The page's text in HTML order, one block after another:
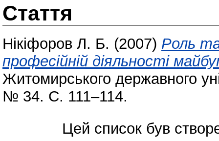
Стаття
Нікіфоров Л. Б. (2007) Роль
професійній діяльності
Житомирського державного
№ 34. С. 111–114.
Цей список був